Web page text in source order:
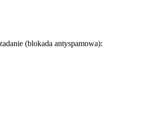
(blokada antyspamowa):